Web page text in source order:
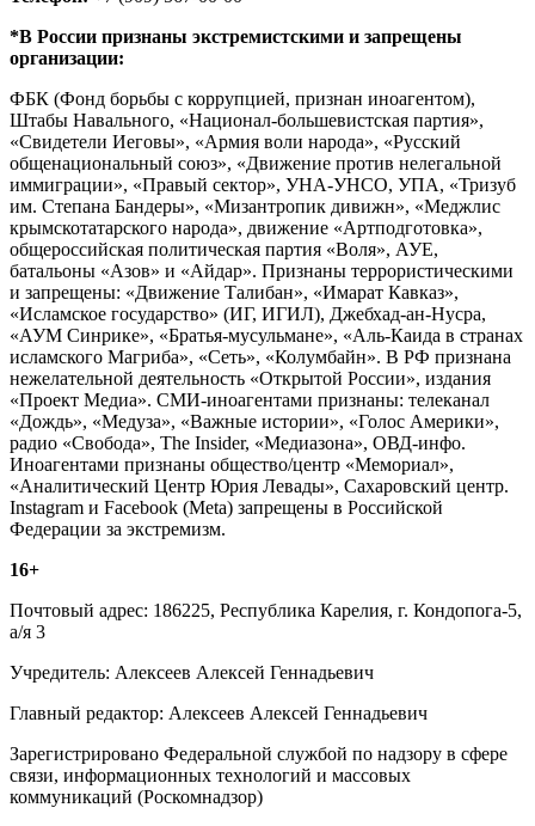
*В России признаны экстремистскими и запрещены
организации:
ФБК (Фонд борьбы с коррупцией, признан иноагентом),
Штабы Навального, «Национал-большевистская партия»,
«Свидетели Иеговы», «Армия воли народа», «Русский
общенациональный союз», «Движение против нелегальной
иммиграции», «Правый сектор», УНА-УНСО, УПА, «Тризуб
им. Степана Бандеры», «Мизантропик дивижн», «Меджлис
крымскотатарского народа», движение «Артподготовка»,
общероссийская политическая партия «Воля», АУЕ,
батальоны «Азов» и «Айдар». Признаны террористическими
и запрещены: «Движение Талибан», «Имарат Кавказ»,
«Исламское государство» (ИГ, ИГИЛ), Джебхад-ан-Нусра,
«АУМ Синрике», «Братья-мусульмане», «Аль-Каида в странах
исламского Магриба», «Сеть», «Колумбайн». В РФ признана
нежелательной деятельность «Открытой России», издания
«Проект Медиа». СМИ-иноагентами признаны: телеканал
«Дождь», «Медуза», «Важные истории», «Голос Америки»,
радио «Свобода», The Insider, «Медиазона», ОВД-инфо.
Иноагентами признаны общество/центр «Мемориал»,
«Аналитический Центр Юрия Левады», Сахаровский центр.
Instagram и Facebook (Metа) запрещены в Российской
Федерации за экстремизм.
16+
Почтовый адрес: 186225, Республика Карелия, г. Кондопога-5,
а/я 3
Учредитель: Алексеев Алексей Геннадьевич
Главный редактор: Алексеев Алексей Геннадьевич
Зарегистрировано Федеральной службой по надзору в сфере
связи, информационных технологий и массовых
коммуникаций (Роскомнадзор)